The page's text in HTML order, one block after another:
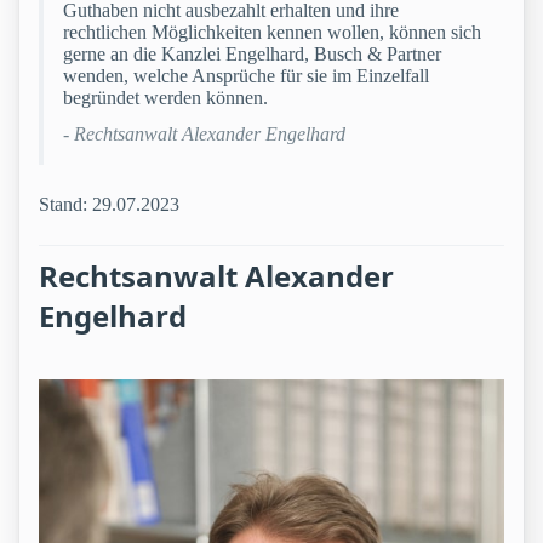
Guthaben nicht ausbezahlt erhalten und ihre
rechtlichen Möglichkeiten kennen wollen, können sich
gerne an die Kanzlei Engelhard, Busch & Partner
wenden, welche Ansprüche für sie im Einzelfall
begründet werden können.
- Rechtsanwalt Alexander Engelhard
Stand: 29.07.2023
Rechtsanwalt Alexander
Engelhard